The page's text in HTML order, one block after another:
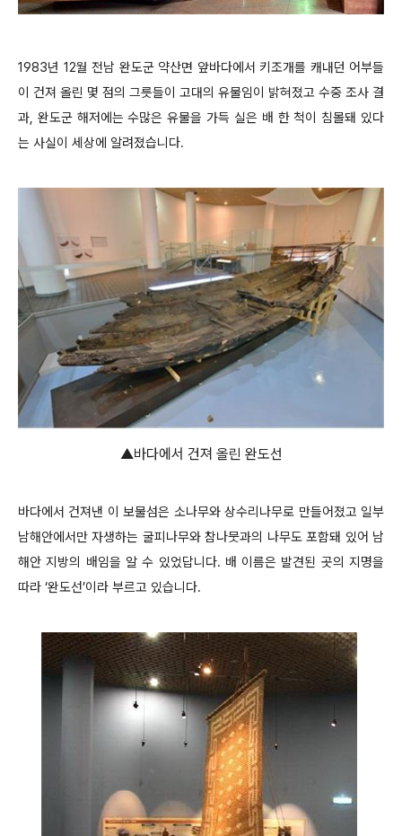
1983년 12월 전남 완도군 약산면 앞바다에서 키조개를 캐내던 어부들
이 건져 올린 몇 점의 그릇들이 고대의 유물임이 밝혀졌고 수중 조사 결
과, 완도군 해저에는 수많은 유물을 가득 실은 배 한 척이 침몰돼 있다
는 사실이 세상에 알려졌습니다.
▲바다에서 건져 올린 완도선
바다에서 건져낸 이 보물섬은 소나무와 상수리나무로 만들어졌고 일부
남해안에서만 자생하는 굴피나무와 참나뭇과의 나무도 포함돼 있어 남
해안 지방의 배임을 알 수 있었답니다. 배 이름은 발견된 곳의 지명을
따라 ‘완도선’이라 부르고 있습니다.